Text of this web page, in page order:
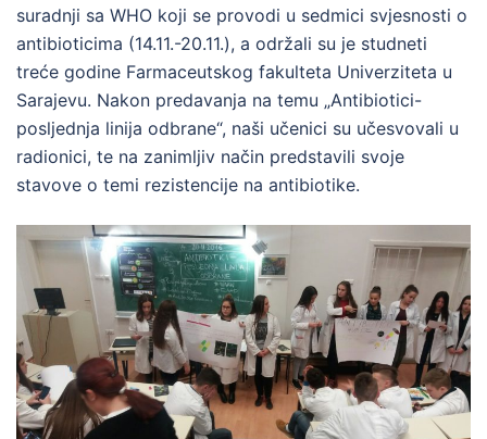
suradnji sa WHO koji se provodi u sedmici svjesnosti o
antibioticima (14.11.-20.11.), a održali su je studneti
treće godine Farmaceutskog fakulteta Univerziteta u
Sarajevu. Nakon predavanja na temu „Antibiotici-
posljednja linija odbrane“, naši učenici su učesvovali u
radionici, te na zanimljiv način predstavili svoje
stavove o temi rezistencije na antibiotike.